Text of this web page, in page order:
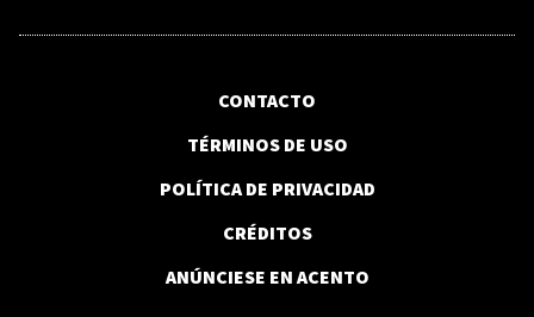
CONTACTO
TÉRMINOS DE USO
POLÍTICA DE PRIVACIDAD
CRÉDITOS
ANÚNCIESE EN ACENTO